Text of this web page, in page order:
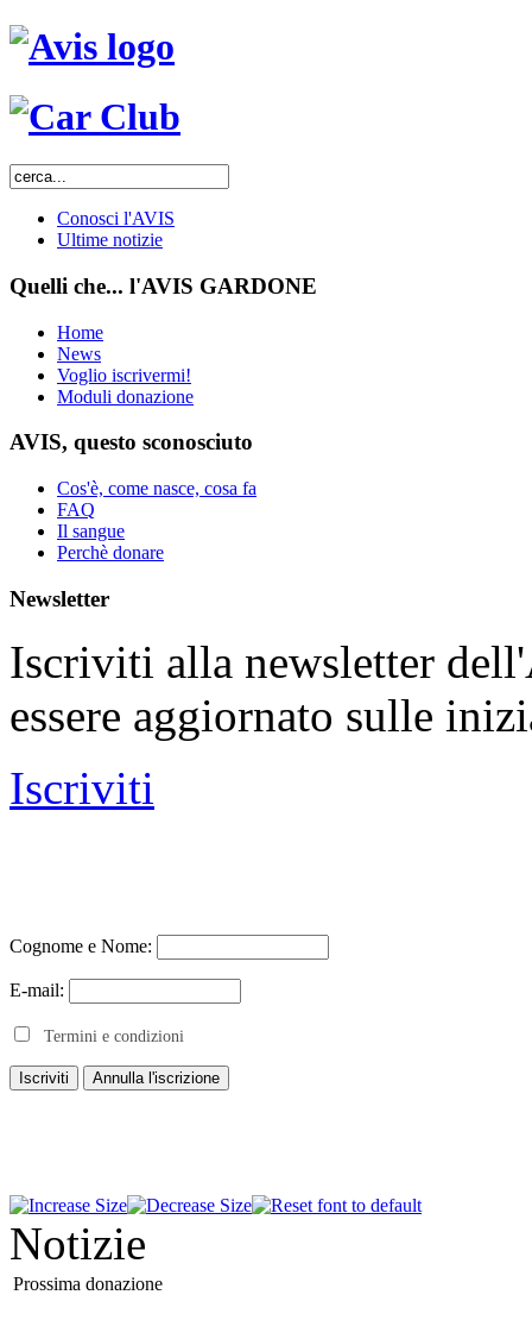
Conosci l'AVIS
Ultime notizie
Quelli che... l'AVIS GARDONE
Home
News
Voglio iscrivermi!
Moduli donazione
AVIS, questo sconosciuto
Cos'è, come nasce, cosa fa
FAQ
Il sangue
Perchè donare
Newsletter
Iscriviti alla newsletter
essere aggiornato sulle
Iscriviti
Cognome e Nome:
E-mail:
Termini e condizioni
Notizie
Prossima donazione